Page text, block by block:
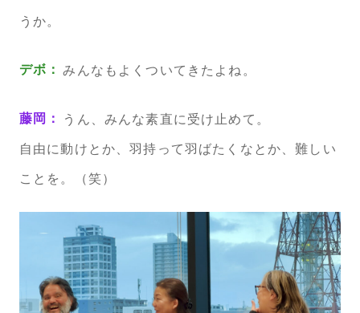
うか。
デボ： みんなもよくついてきたよね。
藤岡： うん、みんな素直に受け止めて。
自由に動けとか、羽持って羽ばたくなとか、難しい
ことを。（笑）